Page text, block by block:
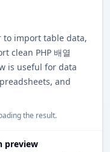
to import table data,
clean PHP 배열
is useful for data
and
the result.
preview